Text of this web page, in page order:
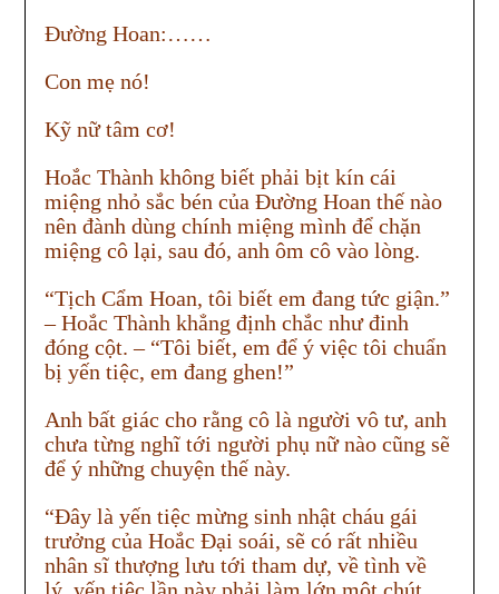
Đường Hoan:……
Con mẹ nó!
Kỹ nữ tâm cơ!
Hoắc Thành không biết phải bịt kín cái
miệng nhỏ sắc bén của Đường Hoan thế nào
nên đành dùng chính miệng mình để chặn
miệng cô lại, sau đó, anh ôm cô vào lòng.
“Tịch Cẩm Hoan, tôi biết em đang tức giận.”
– Hoắc Thành khẳng định chắc như đinh
đóng cột. – “Tôi biết, em để ý việc tôi chuẩn
bị yến tiệc, em đang ghen!”
Anh bất giác cho rằng cô là người vô tư, anh
chưa từng nghĩ tới người phụ nữ nào cũng sẽ
để ý những chuyện thế này.
“Đây là yến tiệc mừng sinh nhật cháu gái
trưởng của Hoắc Đại soái, sẽ có rất nhiều
nhân sĩ thượng lưu tới tham dự, về tình về